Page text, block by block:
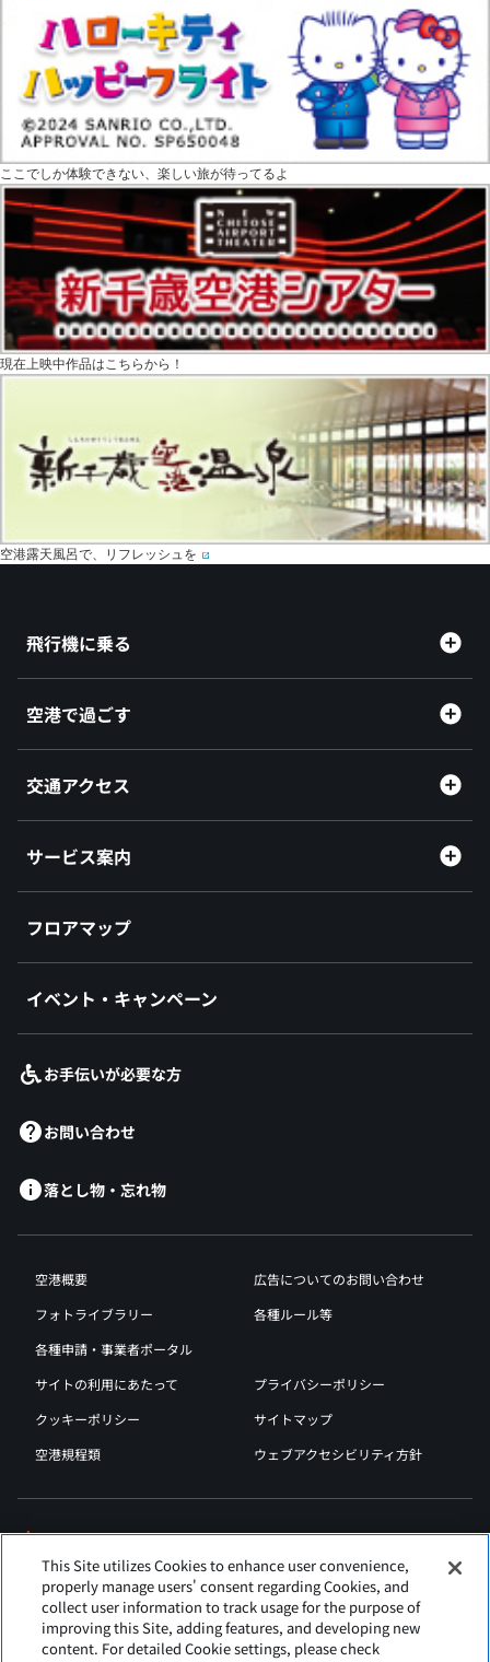
ここでしか体験できない、楽しい旅が待ってるよ
現在上映中作品はこちらから！
空港露天風呂で、リフレッシュを
飛行機に乗る
空港で過ごす
交通アクセス
サービス案内
フロアマップ
イベント・キャンペーン
お手伝いが必要な方
お問い合わせ
落とし物・忘れ物
空港概要
広告についてのお問い合わせ
フォトライブラリー
各種ルール等
各種申請・事業者ポータル
サイトの利用にあたって
プライバシーポリシー
クッキーポリシー
サイトマップ
空港規程類
ウェブアクセシビリティ方針
This Site utilizes Cookies to enhance user convenience,
properly manage users' consent regarding Cookies, and
collect user information to track usage for the purpose of
improving this Site, adding features, and developing new
content. For detailed Cookie settings, please check